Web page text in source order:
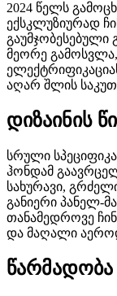
2024 წელს
ექსკლუზიურად
მეორე გამოსვლა,
აღარ შლის
დიზაინის
სრული
ჰონდამ
სახურავი,
განიერი პანელ-
თანამედროვე
და მაღალი
წარმადობა